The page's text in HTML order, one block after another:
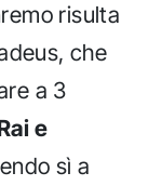
risulta
che
a 3
e
sì a